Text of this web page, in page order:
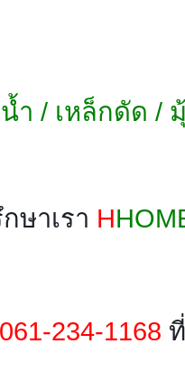
ำ / เหล็กดัด /
ษาเรา H
061-234-1168